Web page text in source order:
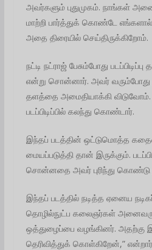
அவர்களும் புதுமுகம். நாங்கள்
மாற்றி பார்த்துக் கொண்டே
அதை திரையில் செய்திருக்கிறோம்.
நட்டி நட்ராஜ் பேசும்போது
என்று சொன்னார். அவர் வரும்போது
தளத்தை அமைதியாக்கி
படப்பிடிப்பில் கலந்து கொண்டார்.
இந்தப் படத்தின் ஒட்டுமொத்த
மையப்படுத்தி தான் இருக்கும்.
சொன்னதை அவர் புரிந்து கொண்டு
இந்தப் படத்தில் நடித்த ஏனைய
தொழில்நுட்ப கலைஞர்கள்
ஒத்துழைப்பை வழங்கினர். அதற்கு
தெரிவித்துக் கொள்கிறேன்,”